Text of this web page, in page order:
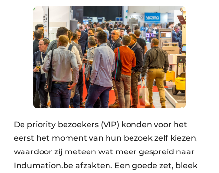
De priority bezoekers (VIP) konden voor het
eerst het moment van hun bezoek zelf kiezen,
waardoor zij meteen wat meer gespreid naar
Indumation.be afzakten. Een goede zet, bleek